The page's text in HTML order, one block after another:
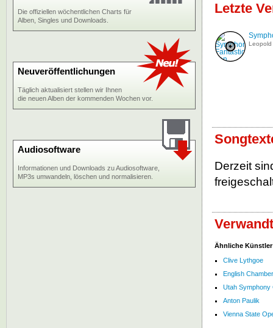
Letzte
Leopold
Derzeit
Ähnliche Künstler
Clive Lythgoe
English
Utah Symphony
Anton Paulik
Vienna State
Die offiziellen wöchentlichen Charts für
Alben, Singles und Downloads.
Neuveröffentlichungen
Täglich aktualisiert stellen wir Ihnen
die neuen Alben der kommenden Wochen vor.
Audiosoftware
Informationen und Downloads zu Audiosoftware,
MP3s umwandeln, löschen und normalisieren.